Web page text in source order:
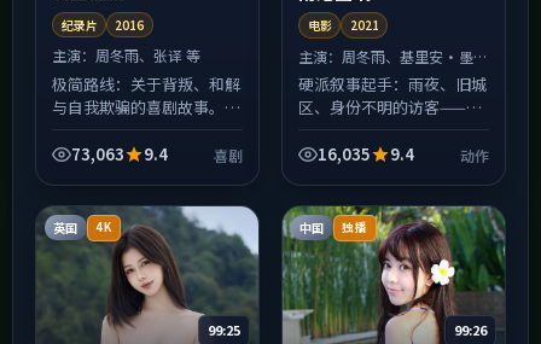
纪录片 2016
主演： 周冬雨、张译 等
极简路线：关于背叛、和解
与自我欺骗的喜剧故事。片
于韩国拍摄。对白少、留白
73,063 9.4 喜剧
电影 2021
主演： 周冬雨、基里安·墨菲
等
硬派叙事起手：雨夜、旧城
区、身份不明的访客——
短篇集里撕下来的某一页，
半...
16,035 9.4 动作
英国 4K
99:25
中国 独播
99:26